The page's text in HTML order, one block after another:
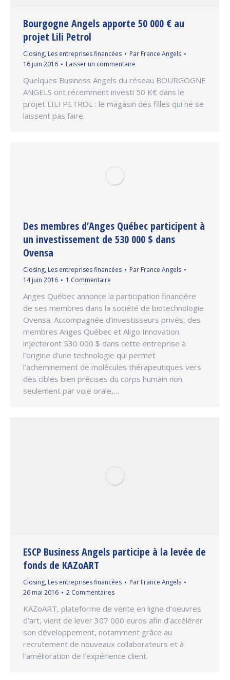
Bourgogne Angels apporte 50 000 € au
projet Lili Petrol
Closing, Les entreprises financées Par France Angels
16 juin 2016
Laisser un commentaire
Quelques Business Angels du réseau BOURGOGNE
ANGELS ont récemment investi 50 K€ dans le
projet LILI PETROL : le magasin des filles qui ne se
laissent pas faire.
Des membres d’Anges Québec participent à
un investissement de 530 000 $ dans
Ovensa
Closing, Les entreprises financées Par France Angels
14 juin 2016
1 Commentaire
Anges Québec annonce la participation financière
de ses membres dans la société de biotechnologie
Ovensa. Accompagnée d’investisseurs privés, des
membres Anges Québec et Aligo Innovation
injecteront 530 000 $ dans cette entreprise à
l’origine d’une technologie qui permet
l’acheminement de molécules thérapeutiques vers
des cibles bien précises du corps humain non
seulement par voie orale,…
ESCP Business Angels participe à la levée de
fonds de KAZoART
Closing, Les entreprises financées Par France Angels
26 mai 2016
2 Commentaires
KAZoART, plateforme de vente en ligne d’oeuvres
d’art, vient de lever 307 000 euros afin d’accélérer
son développement, notamment grâce au
recrutement de nouveaux collaborateurs et à
l’amélioration de l’expérience client.